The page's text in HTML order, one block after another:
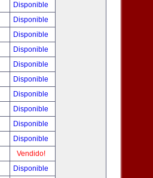
Disponible
Disponible
Disponible
Disponible
Disponible
Disponible
Disponible
Disponible
Disponible
Disponible
Vendido!
Disponible